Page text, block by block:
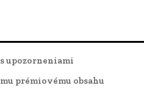
upozorneniami
prémiovému obsahu